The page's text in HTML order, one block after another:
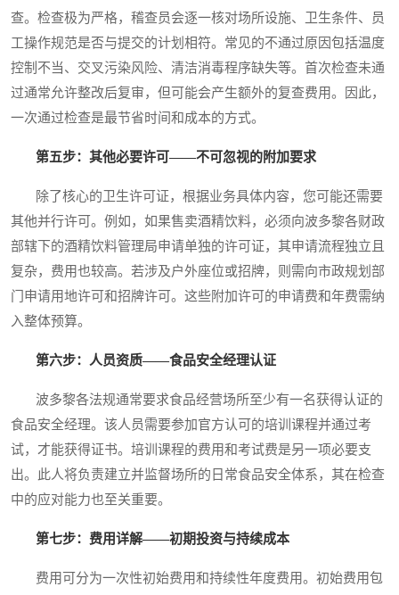
查。检查极为严格，稽查员会逐一核对场所设施、卫生条件、员
工操作规范是否与提交的计划相符。常见的不通过原因包括温度
控制不当、交叉污染风险、清洁消毒程序缺失等。首次检查未通
过通常允许整改后复审，但可能会产生额外的复查费用。因此，
一次通过检查是最节省时间和成本的方式。
第五步：其他必要许可——不可忽视的附加要求
除了核心的卫生许可证，根据业务具体内容，您可能还需要
其他并行许可。例如，如果售卖酒精饮料，必须向波多黎各财政
部辖下的酒精饮料管理局申请单独的许可证，其申请流程独立且
复杂，费用也较高。若涉及户外座位或招牌，则需向市政规划部
门申请用地许可和招牌许可。这些附加许可的申请费和年费需纳
入整体预算。
第六步：人员资质——食品安全经理认证
波多黎各法规通常要求食品经营场所至少有一名获得认证的
食品安全经理。该人员需要参加官方认可的培训课程并通过考
试，才能获得证书。培训课程的费用和考试费是另一项必要支
出。此人将负责建立并监督场所的日常食品安全体系，其在检查
中的应对能力也至关重要。
第七步：费用详解——初期投资与持续成本
费用可分为一次性初始费用和持续性年度费用。初始费用包